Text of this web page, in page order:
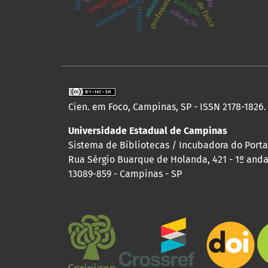
poluição
coletivo educação
Cien. em Foco, Campinas, SP - ISSN 2178-1826.
Universidade Estadual de Campinas
Sistema de Bibliotecas / Incubadora do
Rua Sérgio Buarque de Holanda, 421 - 1º
13089-859 - Campinas - SP